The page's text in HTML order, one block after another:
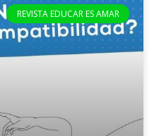
REVISTA EDUCAR ES AMAR